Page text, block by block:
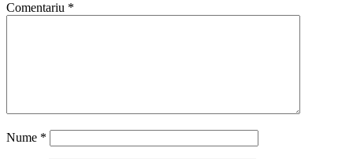
Comentariu *
Nume *